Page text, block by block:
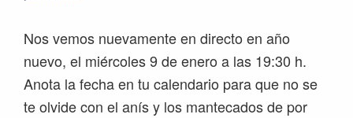
Nos vemos nuevamente en directo en año
nuevo, el miércoles 9 de enero a las 19:30 h.
Anota la fecha en tu calendario para que no se
te olvide con el anís y los mantecados de por